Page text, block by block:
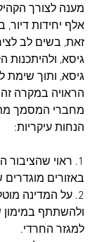
מענה לצורך
אלף יחידות
זאת, בשים לב
גיסא, ולהיתכנות
גיסא, ותוך שימת
הראויה במקרה
מחברי המסמך
הנחות עיקריות:
1. ראוי
באזורים מוגדרים
2. על המדינה
ולהשתתף במימון
למגזר החרדי.